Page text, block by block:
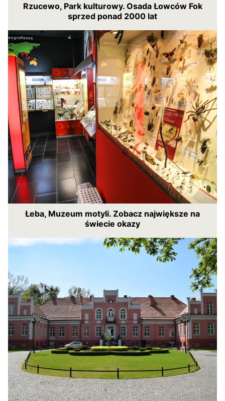
Rzucewo, Park kulturowy. Osada Łowców Fok
sprzed ponad 2000 lat
Łeba, Muzeum motyli. Zobacz największe na
świecie okazy